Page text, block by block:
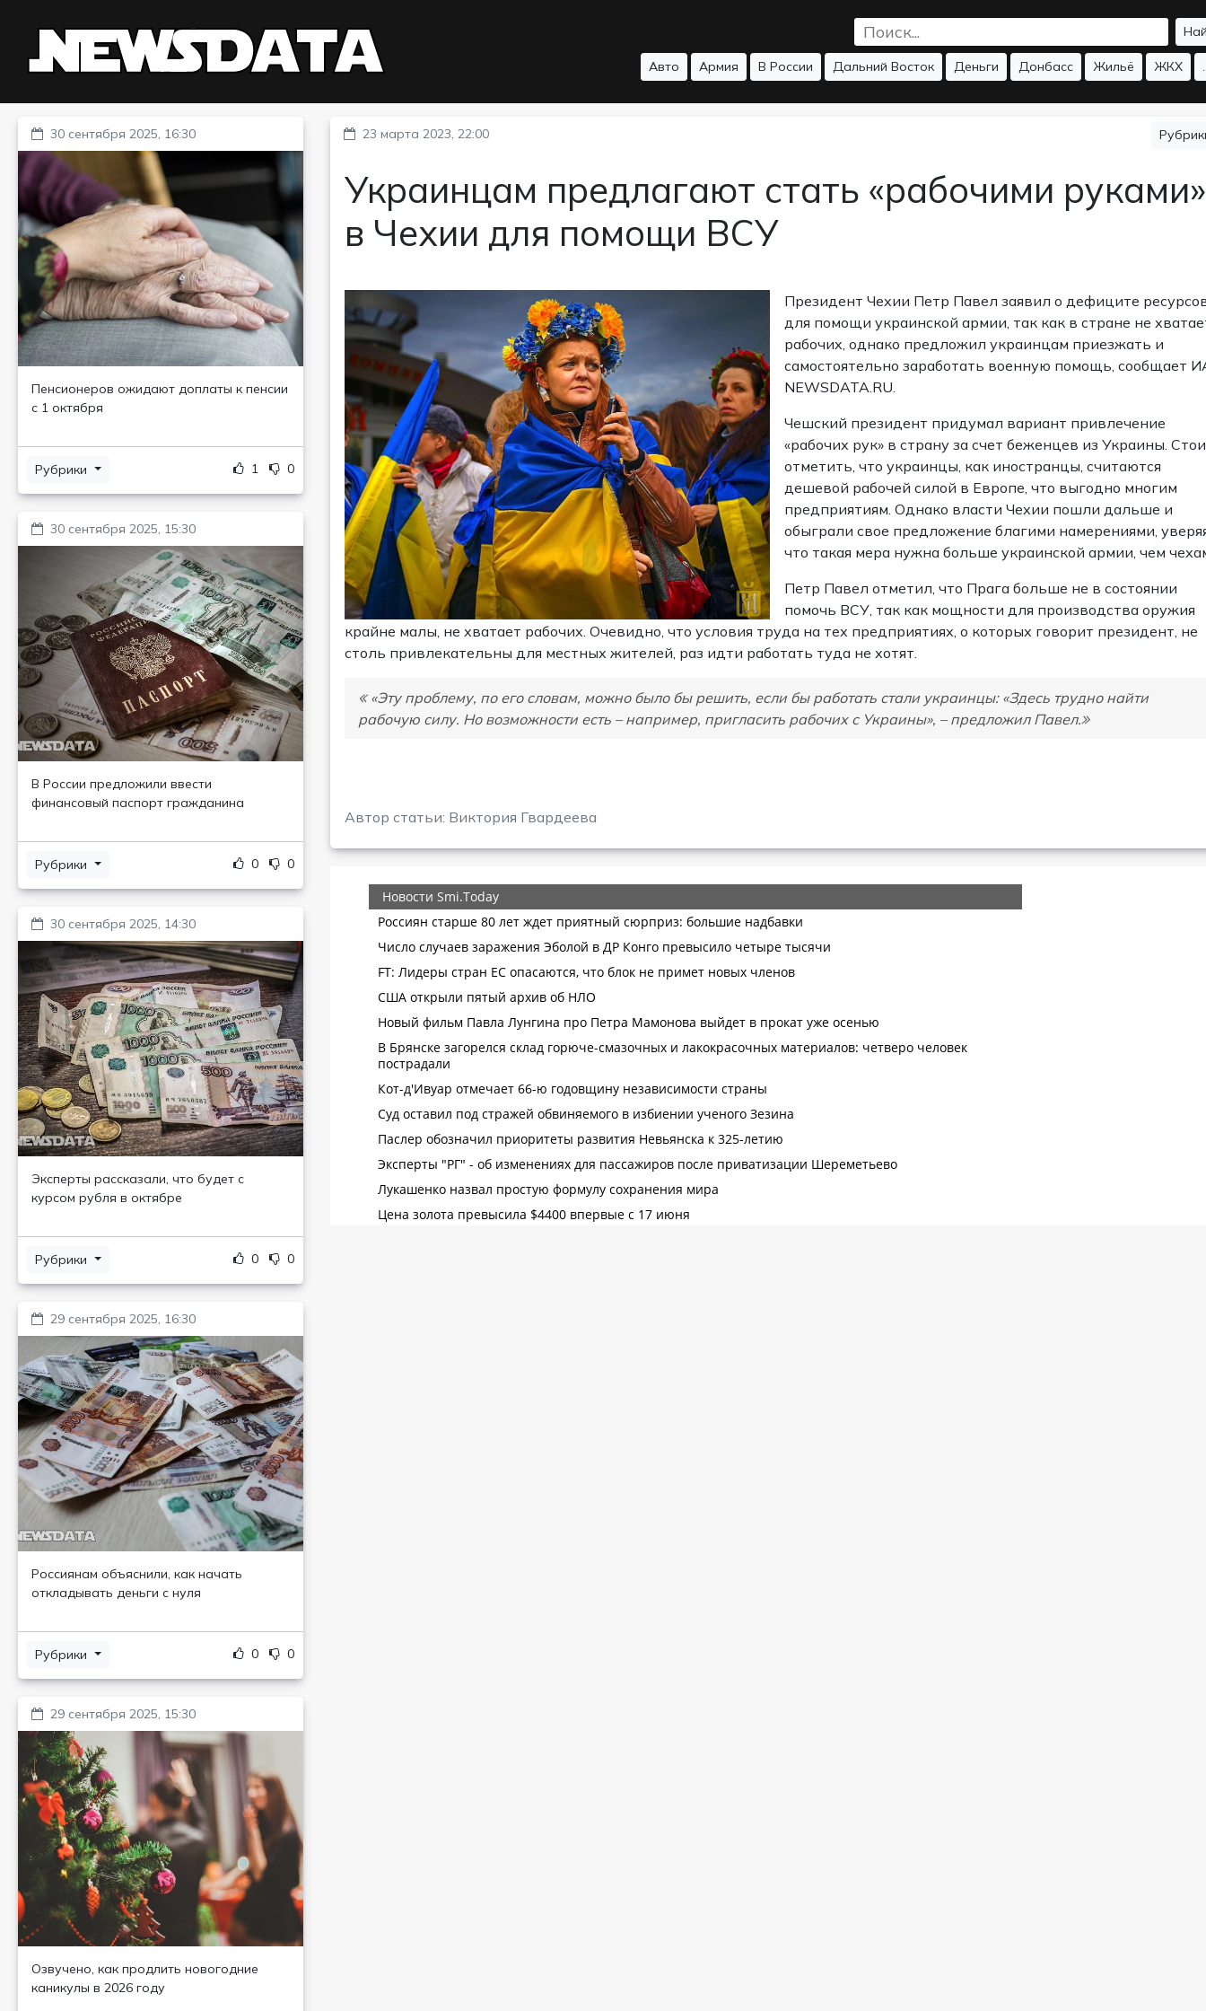
Авто Армия В России Дальний Восток Деньги Донбасс Жильё ЖКХ
30 сентября 2025, 16:30
Пенсионеров ожидают доплаты к пенсии
с 1 октября
Рубрики 1 0
30 сентября 2025, 15:30
В России предложили ввести
финансовый паспорт гражданина
Рубрики 0 0
30 сентября 2025, 14:30
Эксперты рассказали, что будет с
курсом рубля в октябре
Рубрики 0 0
29 сентября 2025, 16:30
Россиянам объяснили, как начать
откладывать деньги с нуля
Рубрики 0 0
29 сентября 2025, 15:30
Озвучено, как продлить новогодние
каникулы в 2026 году
23 марта 2023, 22:00
Украинцам предлагают стать «рабочими руками»
в Чехии для помощи ВСУ
Президент Чехии Петр Павел заявил о дефиците
для помощи украинской армии, так как в стране не
рабочих, однако предложил украинцам приезжать и
самостоятельно заработать военную помощь, сообщает
NEWSDATA.RU.
Чешский президент придумал вариант привлечение
«рабочих рук» в страну за счет беженцев из Украины.
отметить, что украинцы, как иностранцы, считаются
дешевой рабочей силой в Европе, что выгодно многим
предприятиям. Однако власти Чехии пошли дальше и
обыграли свое предложение благими намерениями,
что такая мера нужна больше украинской армии, чем
Петр Павел отметил, что Прага больше не в состоянии
помочь ВСУ, так как мощности для производства оружия
крайне малы, не хватает рабочих. Очевидно, что условия труда на тех предприятиях, о которых говорит президент, не
столь привлекательны для местных жителей, раз идти работать туда не хотят.
«Эту проблему, по его словам, можно было бы решить, если бы работать стали украинцы: «Здесь трудно найти
рабочую силу. Но возможности есть – например, пригласить рабочих с Украины», – предложил Павел.
Автор статьи: Виктория Гвардеева